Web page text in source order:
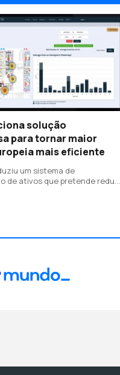
solução
para tornar maior
mais eficiente
um sistema de
de ativos que pretende reduzir